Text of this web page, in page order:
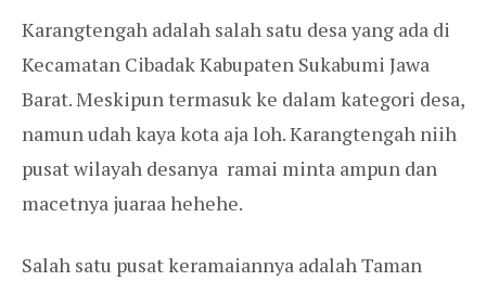
Karangtengah adalah salah satu desa yang ada di
Kecamatan Cibadak Kabupaten Sukabumi Jawa
Barat. Meskipun termasuk ke dalam kategori desa,
namun udah kaya kota aja loh. Karangtengah niih
pusat wilayah desanya ramai minta ampun dan
macetnya juaraa hehehe.
Salah satu pusat keramaiannya adalah Taman